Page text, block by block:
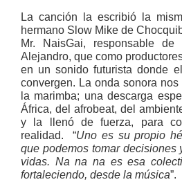
La canción la escribió la
hermano Slow Mike de
Mr. NaisGai, responsable
Alejandro, que como
en un sonido futurista donde
convergen. La onda sonora
la marimba; una descarga
África, del afrobeat, del
y la llenó de fuerza, para
realidad. “Uno es su propio
que podemos tomar decisiones
vidas. Na na na es esa
fortaleciendo, desde la música”.